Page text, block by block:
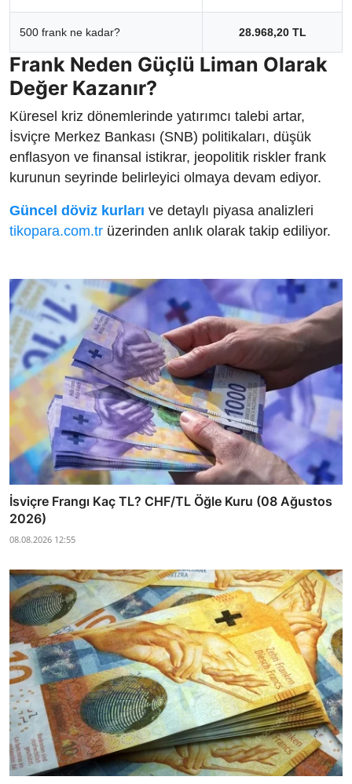
500 frank ne kadar? 28.968,20 TL
Frank Neden Güçlü Liman Olarak
Değer Kazanır?
Küresel kriz dönemlerinde yatırımcı talebi artar,
İsviçre Merkez Bankası (SNB) politikaları, düşük
enflasyon ve finansal istikrar, jeopolitik riskler frank
kurunun seyrinde belirleyici olmaya devam ediyor.
Güncel döviz kurları ve detaylı piyasa analizleri
tikopara.com.tr üzerinden anlık olarak takip ediliyor.
İsviçre Frangı Kaç TL? CHF/TL Öğle Kuru (08 Ağustos
2026)
08.08.2026 12:55